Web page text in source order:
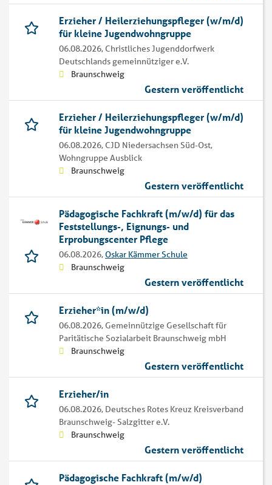
Erzieher / Heilerziehungspfleger (w/m/d)
für kleine Jugendwohngruppe
06.08.2026, Christliches Jugenddorfwerk
Deutschlands gemeinnütziger e.V.
Braunschweig
Gestern veröffentlicht
Erzieher / Heilerziehungspfleger (w/m/d)
für kleine Jugendwohngruppe
06.08.2026, CJD Niedersachsen Süd-Ost,
Wohngruppe Ausblick
Braunschweig
Gestern veröffentlicht
Pädagogische Fachkraft (m/w/d) für das
Feststellungs-, Eignungs- und
Erprobungscenter Pflege
06.08.2026, Oskar Kämmer Schule
Braunschweig
Gestern veröffentlicht
Erzieher*in (m/w/d)
06.08.2026, Gemeinnützige Gesellschaft für
Paritätische Sozialarbeit Braunschweig mbH
Braunschweig
Gestern veröffentlicht
Erzieher/in
06.08.2026, Deutsches Rotes Kreuz Kreisverband
Braunschweig- Salzgitter e.V.
Braunschweig
Gestern veröffentlicht
Pädagogische Fachkraft (m/w/d)